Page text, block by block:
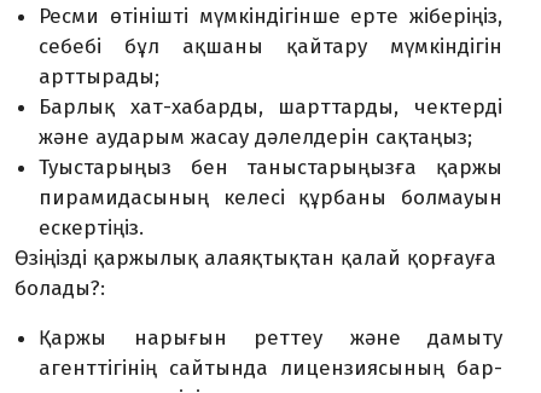
Ресми өтінішті мүмкіндігінше ерте жіберіңіз,
себебі бұл ақшаны қайтару мүмкіндігін
арттырады;
Барлық хат-хабарды, шарттарды, чектерді
және аударым жасау дәлелдерін сақтаңыз;
Туыстарыңыз бен таныстарыңызға қаржы
пирамидасының келесі құрбаны болмауын
ескертіңіз.
Өзіңізді қаржылық алаяқтықтан қалай қорғауға
болады?:
Қаржы нарығын реттеу және дамыту
агенттігінің сайтында лицензиясының бар-